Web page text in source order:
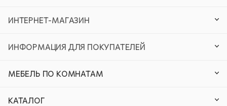
ИНТЕРНЕТ-МАГАЗИН
ИНФОРМАЦИЯ ДЛЯ ПОКУПАТЕЛЕЙ
МЕБЕЛЬ ПО КОМНАТАМ
КАТАЛОГ